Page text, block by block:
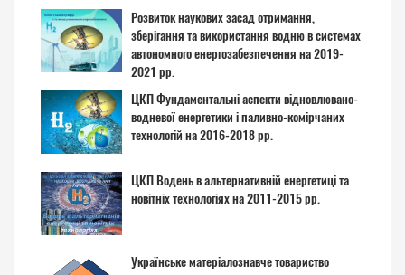
Розвиток наукових засад отримання,
зберігання та використання водню в системах
автономного енергозабезпечення на 2019-
2021 рр.
ЦКП Фундаментальні аспекти відновлювано-
водневої енергетики і паливно-комірчаних
технологій на 2016-2018 рр.
ЦКП Водень в альтернативній енергетиці та
новітніх технологіях на 2011-2015 рр.
Українське матеріалознавче товариство